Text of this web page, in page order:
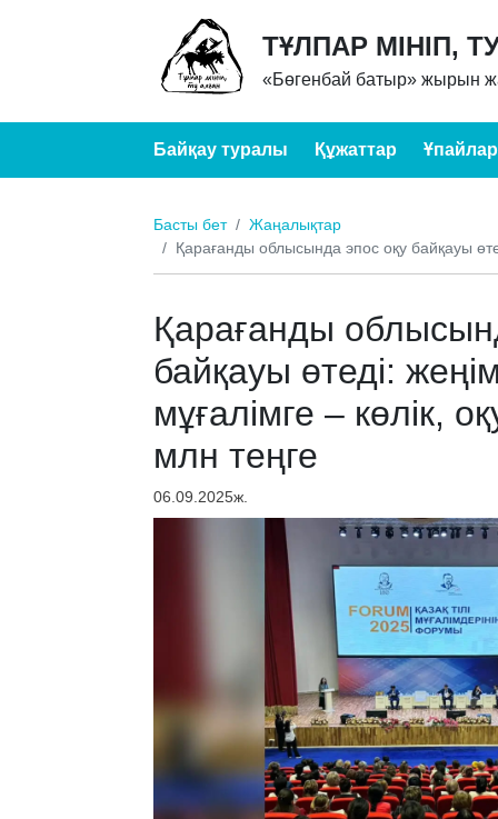
ТҰЛПАР МІНІП,
«Бөгенбай батыр» жырын
Байқау туралы Құжаттар Ұпайлар
Басты бет
Жаңалықтар
Қарағанды облысында эпос оқу байқауы
Қарағанды
байқауы өтеді:
мұғалімге – көлік,
млн теңге
06.09.2025ж.